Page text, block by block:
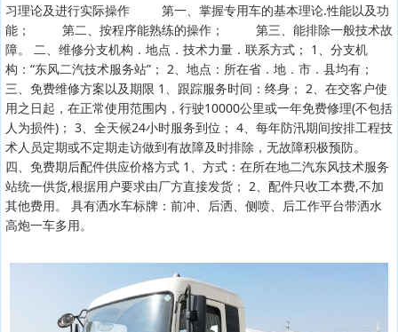
习理论及进行实际操作 第一、掌握专用车的基本理论.性能以及功
能； 第二、按程序能熟练的操作； 第三、能排除一般技术故
障。 二、维修分支机构．地点．技术力量．联系方式； 1、分支机
构：“东风二汽技术服务站”； 2、地点：所在省．地．市．县均有；
三、免费维修方案以及期限 1、跟踪服务时间：终身； 2、在交客户使
用之日起，在正常使用范围内，行驶10000公里或一年免费修理(不包括
人为损件)； 3、全天候24小时服务到位； 4、每年防汛期间按排工程技
术人员定期或不定期走访做到有故障及时排除，无故障积极预防。
四、免费期后配件供应价格方式 1、方式：在所在地二汽东风技术服务
站统一供货,根据用户要求由厂方直接发货； 2、配件只收工本费,不加
其他费用。 具有洒水车标牌：前冲、后洒、侧喷、后工作平台带洒水
高炮一车多用。